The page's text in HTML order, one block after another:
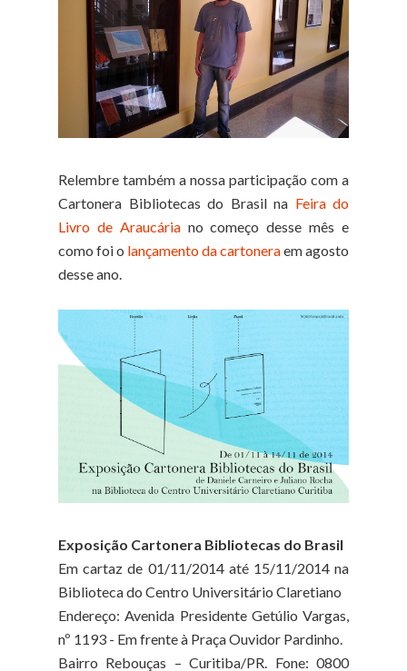
Relembre também a nossa participação com a
Cartonera Bibliotecas do Brasil na Feira do
Livro de Araucáriano começo desse mês e
como foi o lançamento da cartoneraem agosto
desse ano.
Exposição Cartonera Bibliotecas do Brasil
Em cartaz de 01/11/2014 até 15/11/2014 na
Biblioteca do Centro Universitário Claretiano
Endereço: Avenida Presidente Getúlio Vargas,
nº 1193 - Em frente à Praça Ouvidor Pardinho.
Bairro Rebouças – Curitiba/PR. Fone: 0800